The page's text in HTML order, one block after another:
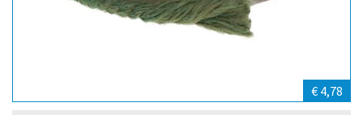
€ 4,78